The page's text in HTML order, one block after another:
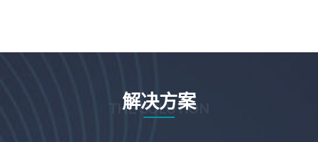
解决方案
THE SOLUTION